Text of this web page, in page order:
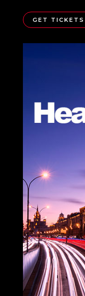
GET TICKETS